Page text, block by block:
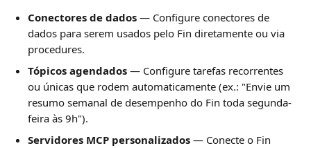
Conectores de dados — Configure conectores de
dados para serem usados pelo Fin diretamente ou via
procedures.
Tópicos agendados — Configure tarefas recorrentes
ou únicas que rodem automaticamente (ex.: "Envie um
resumo semanal de desempenho do Fin toda segunda-
feira às 9h").
Servidores MCP personalizados — Conecte o Fin